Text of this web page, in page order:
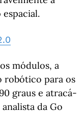
espacial.
módulos, a
robótico para os
graus e atracá-
da Go